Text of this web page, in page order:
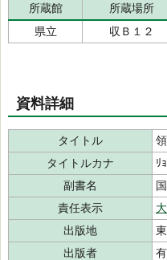
所蔵館 所蔵場所
県立
収Ｂ１２
資料詳細
タイトル
タイトルカナ
ﾘ
副書名
責任表示
出版地
出版者